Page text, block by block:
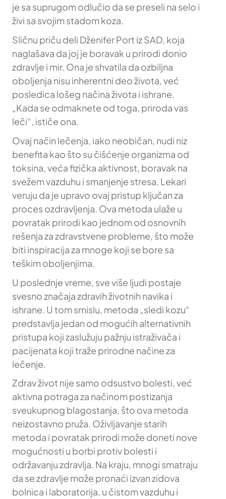
je sa suprugom odlučio da se preseli na selo i
živi sa svojim stadom koza.
Sličnu priču deli Dženifer Port iz SAD, koja
naglašava da joj je boravak u prirodi donio
zdravlje i mir. Ona je shvatila da ozbiljna
oboljenja nisu inherentni deo života, već
posledica lošeg načina života i ishrane.
„Kada se odmaknete od toga, priroda vas
leči“, ističe ona.
Ovaj način lečenja, iako neobičan, nudi niz
benefita kao što su čišćenje organizma od
toksina, veća fizička aktivnost, boravak na
svežem vazduhu i smanjenje stresa. Lekari
veruju da je upravo ovaj pristup ključan za
proces ozdravljenja. Ova metoda ulaže u
povratak prirodi kao jednom od osnovnih
rešenja za zdravstvene probleme, što može
biti inspiracija za mnoge koji se bore sa
teškim oboljenjima.
U poslednje vreme, sve više ljudi postaje
svesno značaja zdravih životnih navika i
ishrane. U tom smislu, metoda „sledi kozu“
predstavlja jedan od mogućih alternativnih
pristupa koji zaslužuju pažnju istraživača i
pacijenata koji traže prirodne načine za
lečenje.
Zdrav život nije samo odsustvo bolesti, već
aktivna potraga za načinom postizanja
sveukupnog blagostanja, što ova metoda
neizostavno pruža. Oživljavanje starih
metoda i povratak prirodi može doneti nove
mogućnosti u borbi protiv bolesti i
održavanju zdravlja. Na kraju, mnogi smatraju
da se zdravlje može pronaći izvan zidova
bolnica i laboratorija, u čistom vazduhu i